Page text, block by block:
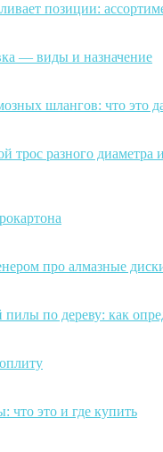
позиции:
— виды и назначение
шлангов: что это
трос разного диаметра
про алмазные
пилы по дереву: как
что это и где купить